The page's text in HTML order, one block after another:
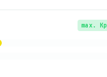
max. Kp